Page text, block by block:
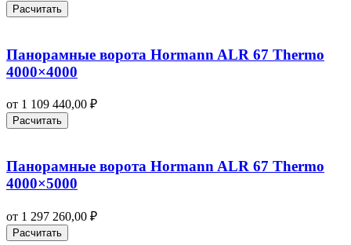
Расчитать
Панорамные ворота Hormann ALR 67 Thermo
4000×4000
от 1 109 440,00 ₽
Расчитать
Панорамные ворота Hormann ALR 67 Thermo
4000×5000
от 1 297 260,00 ₽
Расчитать